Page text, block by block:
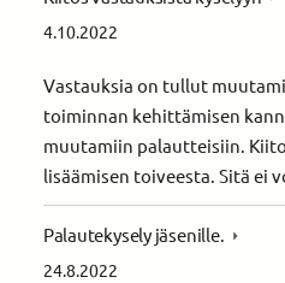
4.10.2022
Vastauksia on tullut
toiminnan kehittämisen
muutamiin palautteisiin.
lisäämisen toiveesta. Sitä ei
Palautekysely jäsenille.
24.8.2022